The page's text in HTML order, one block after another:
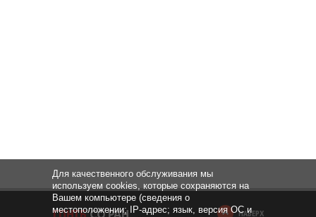
НАВЕРХ
Для качественного обслуживания мы
используем cookies, которые сохраняются на
Вашем компьютере (сведения о
местоположении; IP-адрес; язык, версия ОС и